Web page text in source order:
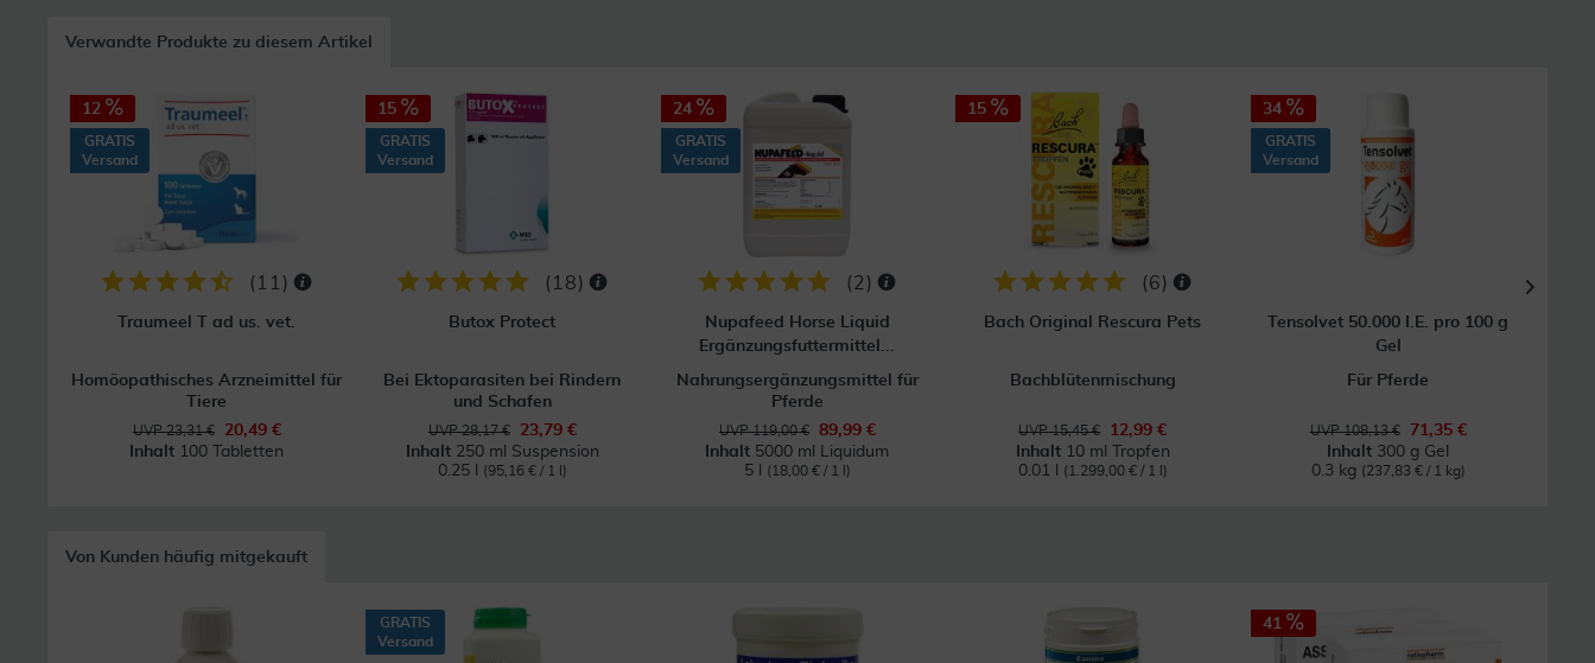
Verwandte Produkte zu diesem Artikel
12
GRATIS
Versand
( 11 )
Traumeel T ad us. vet.
Homöopathisches Arzneimittel für
Tiere
UVP 23,31 €
20,49 €
Inhalt 100 Tabletten
15
GRATIS
Versand
( 18)
Butox Protect
Bei Ektoparasiten bei Rindern
und Schafen
UVP 28,17 €
23,79 €
Inhalt 250 ml Suspension
0.25 l
(95,16 € / 1 l)
24
GRATIS
Versand
(2 )
Nupafeed Horse Liquid
Ergänzungsfuttermittel...
Nahrungsergänzungsmittel für
Pferde
UVP 119,00 €
89,99 €
Inhalt 5000 ml Liquidum
5 l
(18,00 € / 1 l)
15
(6)
Bach Original Rescura Pets
Bachblütenmischung
UVP 15,45 €
12,99 €
Inhalt 10 ml Tropfen
0.01 l
(1.299,00 € / 1 l)
34
GRATIS
Versand
Tensolvet 50.000 I.E. pro 100 g
Gel
Für Pferde
UVP 108,13 €
71,35 €
Inhalt 300 g Gel
0.3 kg (237,83 € / 1 kg)
Von Kunden häufig mitgekauft
GRATIS
Versand
41